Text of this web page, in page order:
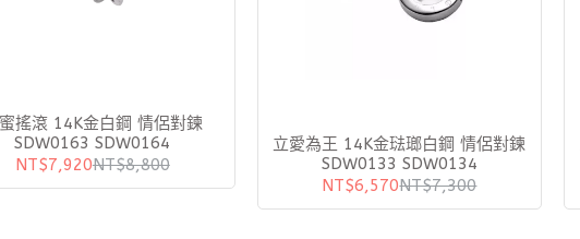
搖滾 14K金白鋼 情侶對鍊
SDW0163 SDW0164
NT$7,920NT$8,800
立愛為王 14K金琺瑯白鋼 情侶對鍊
SDW0133 SDW0134
NT$6,570NT$7,300